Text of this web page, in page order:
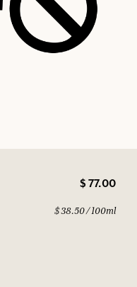
$ 77.00
$ 38.50 / 100ml